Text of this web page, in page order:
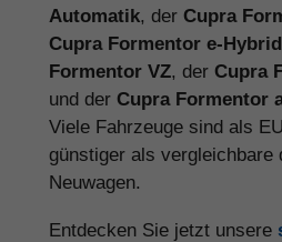
Automatik, der Cupra
Cupra Formentor e-Hybrid
Formentor VZ, der Cupra
und der Cupra Formentor
Viele Fahrzeuge sind als
günstiger als vergleichbare
Neuwagen.
Entdecken Sie jetzt unsere